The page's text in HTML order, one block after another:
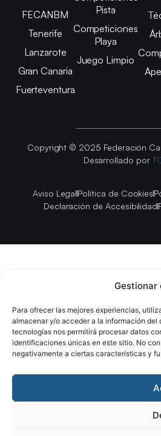
Gestionar
Para ofrecer las mejores experiencias,
almacenar y/o acceder a la información
tecnologías nos permitirá procesar datos
identificaciones únicas en este sitio. No
negativamente a ciertas características y
FECANBM
Tenerife
Lanzarote
Gran Canaria
Fuerteventura
Pista
Competiciones
Playa
Juego Limpio
Copyright © 2025 Federación
Desarrollado por
Aviso LegalPolítica de Cookies
Declaración de Accesibilidad